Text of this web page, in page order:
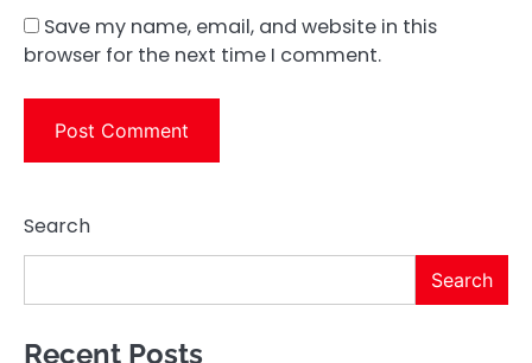
Save my name, email, and website in this
browser for the next time I comment.
Search
Search
Recent Posts